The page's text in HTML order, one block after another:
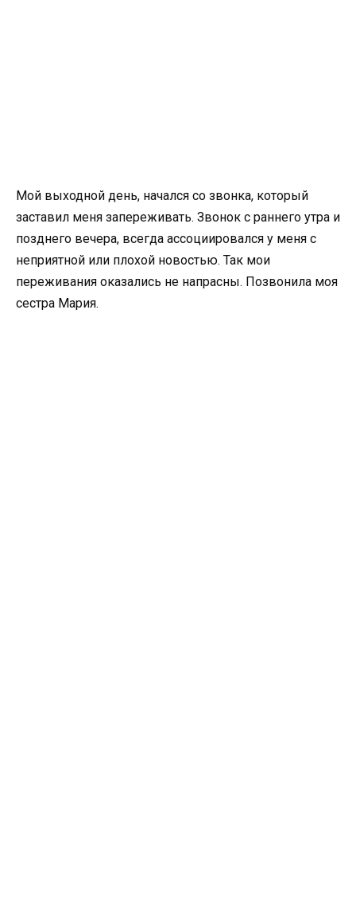
Мой выходной день, начался со звонка, который
заставил меня запереживать. Звонок с раннего утра и
позднего вечера, всегда ассоциировался у меня с
неприятной или плохой новостью. Так мои
переживания оказались не напрасны. Позвонила моя
сестра Мария.